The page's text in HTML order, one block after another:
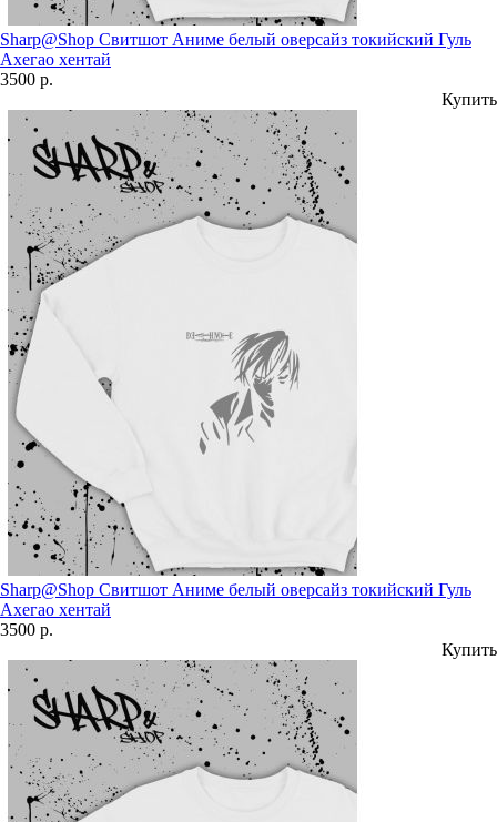
Sharp@Shop Свитшот Аниме белый оверсайз токийский Гуль
Ахегао хентай
3500 р.
Купить
Sharp@Shop Свитшот Аниме белый оверсайз токийский Гуль
Ахегао хентай
3500 р.
Купить